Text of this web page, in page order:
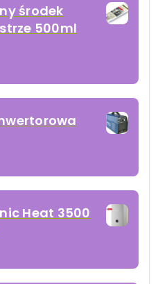
środek
500ml
Heat 3500